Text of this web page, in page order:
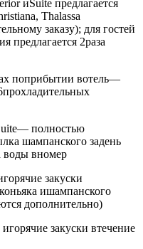
иSuite предлагается
Thalassa
заказу); для гостей
предлагается 2раза
поприбытии вотель—
полностью
шампанского задень
воды вномер
закуски
ишампанского
дополнительно)
закуски втечение